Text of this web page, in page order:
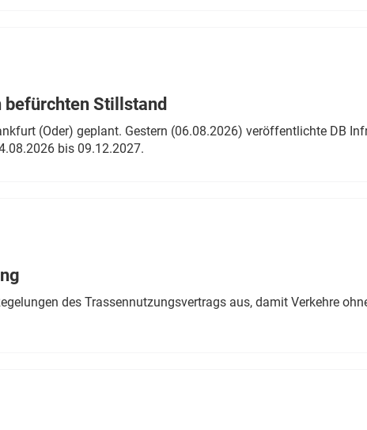
befürchten Stillstand
(Oder) geplant. Gestern (06.08.2026) veröffentlichte DB
bis 09.12.2027.
des Trassennutzungsvertrags aus, damit Verkehre